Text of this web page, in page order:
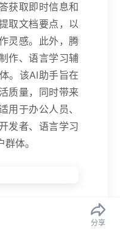
分享
获取即时信息和
取文档要点，以
灵感。此外，腾
作、语言学习辅
。该AI助手旨在
质量，同时带来
用于办公人员、
发者、语言学习
体。
功能